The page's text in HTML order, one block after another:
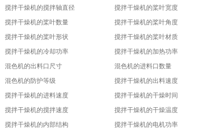
搅拌干燥机的搅拌轴直径
搅拌干燥机的桨叶宽度
搅拌干燥机的桨叶数量
搅拌干燥机的桨叶角度
搅拌干燥机的桨叶形状
搅拌干燥机的桨叶材质
搅拌干燥机的冷却功率
搅拌干燥机的加热功率
混色机的出料口尺寸
混色机的进料口数量
混色机的防护等级
搅拌干燥机的出料速度
搅拌干燥机的进料速度
搅拌干燥机的干燥时间
搅拌干燥机的搅拌速度
搅拌干燥机的干燥温度
搅拌干燥机的内部结构
搅拌干燥机的电机功率